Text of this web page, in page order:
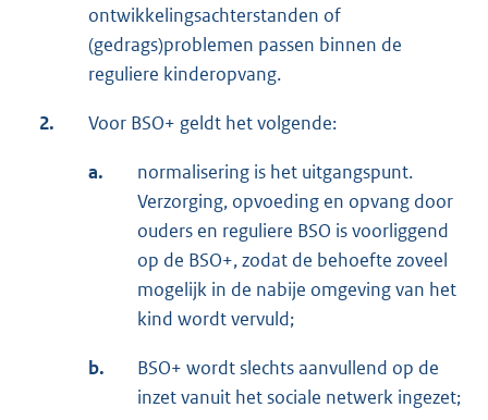
ontwikkelingsachterstanden of
(gedrags)problemen passen binnen de
reguliere kinderopvang.
2. Voor BSO+ geldt het volgende:
a.
normalisering is het uitgangspunt.
Verzorging, opvoeding en opvang door
ouders en reguliere BSO is voorliggend
op de BSO+, zodat de behoefte zoveel
mogelijk in de nabije omgeving van het
kind wordt vervuld;
b.
BSO+ wordt slechts aanvullend op de
inzet vanuit het sociale netwerk ingezet;